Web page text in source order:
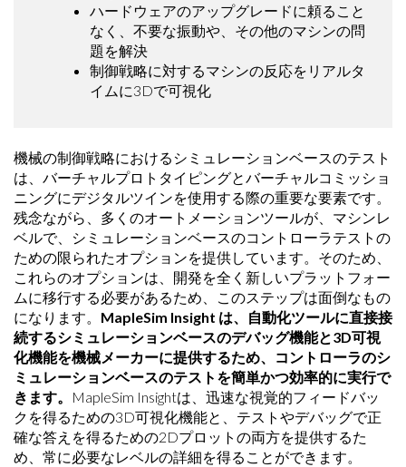
ハードウェアのアップグレードに頼ること
なく、不要な振動や、その他のマシンの問
題を解決
制御戦略に対するマシンの反応をリアルタ
イムに3Dで可視化
機械の制御戦略におけるシミュレーションベースのテスト
は、バーチャルプロトタイピングとバーチャルコミッショ
ニングにデジタルツインを使用する際の重要な要素です。
残念ながら、多くのオートメーションツールが、マシンレ
ベルで、シミュレーションベースのコントローラテストの
ための限られたオプションを提供しています。そのため、
これらのオプションは、開発を全く新しいプラットフォー
ムに移行する必要があるため、このステップは面倒なもの
になります。 MapleSim Insight は、自動化ツールに直接接
続するシミュレーションベースのデバッグ機能と3D可視
化機能を機械メーカーに提供するため、コントローラのシ
ミュレーションベースのテストを簡単かつ効率的に実行で
きます。
MapleSim Insightは、迅速な視覚的フィードバッ
クを得るための3D可視化機能と、テストやデバッグで正
確な答えを得るための2Dプロットの両方を提供するた
め、常に必要なレベルの詳細を得ることができます。